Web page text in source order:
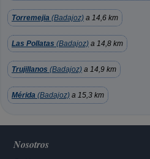
Torremejia (Badajoz) a 14,6 km
Las Pollatas (Badajoz) a 14,8 km
Trujillanos (Badajoz) a 14,9 km
Mérida (Badajoz) a 15,3 km
Nosotros